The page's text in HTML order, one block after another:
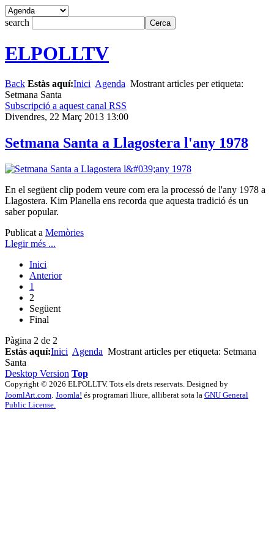
search
ELPOLLTV
Back Estàs aquí:Inici Agenda Mostrant articles per etiqueta:
Setmana Santa
Subscripció a aquest canal RSS
Divendres, 22 Març 2013 13:00
Setmana Santa a Llagostera l'any 1978
En el següent clip podem veure com era la processó de l'any 1978 a
Llagostera. Kim Planella ens recorda que aquesta tradició és un
saber popular.
Publicat a Memòries
Llegir més ...
Inici
Anterior
1
2
Següent
Final
Pàgina 2 de 2
Estàs aquí:Inici Agenda Mostrant articles per etiqueta: Setmana
Santa
Desktop Version Top
Copyright © 2026 ELPOLLTV. Tots els drets reservats. Designed by
JoomlArt.com Joomla! és programari lliure, alliberat sota la GNU General
Public License.